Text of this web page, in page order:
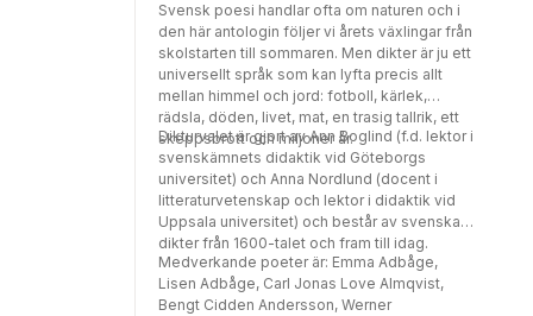
runt om i Sverige!Legenden om Jack är en
samlingsvolym och den innehåller alla fyra
böckerna i serien: Gastar i Göteborg,
Dödskallar i domkyrkan, Vidunder på Arlanda
och Troll i järngruvan.
Svensk poesi handlar ofta om naturen och i
den här antologin följer vi årets växlingar från
skolstarten till sommaren. Men dikter är ju ett
universellt språk som kan lyfta precis allt
mellan himmel och jord: fotboll, kärlek,
rädsla, döden, livet, mat, en trasig tallrik, ett
skeppsbrott och miljoner år.
Dikturvalet är gjort av Ann Boglind (f.d. lektor i
svenskämnets didaktik vid Göteborgs
universitet) och Anna Nordlund (docent i
litteraturvetenskap och lektor i didaktik vid
Uppsala universitet) och består av svenska
dikter från 1600-talet och fram till idag.
Medverkande poeter är: Emma Adbåge,
Lisen Adbåge, Carl Jonas Love Almqvist,
Bengt Cidden Andersson, Werner